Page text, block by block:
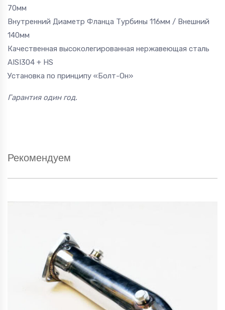
70мм
Внутренний Диаметр Фланца Турбины 116мм / Внешний
140мм
Качественная высоколегированная нержавеющая сталь
AISI304 + HS
Установка по принципу «Болт-Он»
Гарантия один год.
Рекомендуем